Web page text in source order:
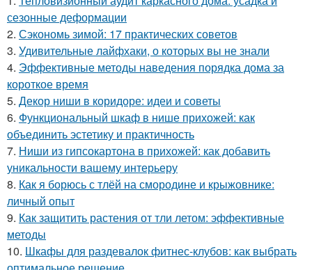
сезонные деформации
2. Сэкономь зимой: 17 практических советов
3. Удивительные лайфхаки, о которых вы не знали
4. Эффективные методы наведения порядка дома за
короткое время
5. Декор ниши в коридоре: идеи и советы
6. Функциональный шкаф в нише прихожей: как
объединить эстетику и практичность
7. Ниши из гипсокартона в прихожей: как добавить
уникальности вашему интерьеру
8. Как я борюсь с тлёй на смородине и крыжовнике:
личный опыт
9. Как защитить растения от тли летом: эффективные
методы
10. Шкафы для раздевалок фитнес-клубов: как выбрать